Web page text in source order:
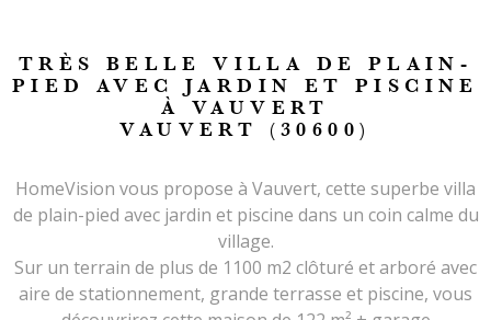
TRÈS BELLE VILLA DE PLAIN-
PIED AVEC JARDIN ET PISCINE
À VAUVERT
VAUVERT (30600)
HomeVision vous propose à Vauvert, cette superbe villa
de plain-pied avec jardin et piscine dans un coin calme du
village.
Sur un terrain de plus de 1100 m2 clôturé et arboré avec
aire de stationnement, grande terrasse et piscine, vous